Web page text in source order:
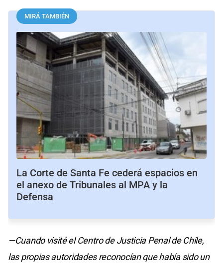
MIRÁ TAMBIÉN
La Corte de Santa Fe cederá espacios en
el anexo de Tribunales al MPA y la
Defensa
—Cuando visité el Centro de Justicia Penal de Chile,
las propias autoridades reconocían que había sido un